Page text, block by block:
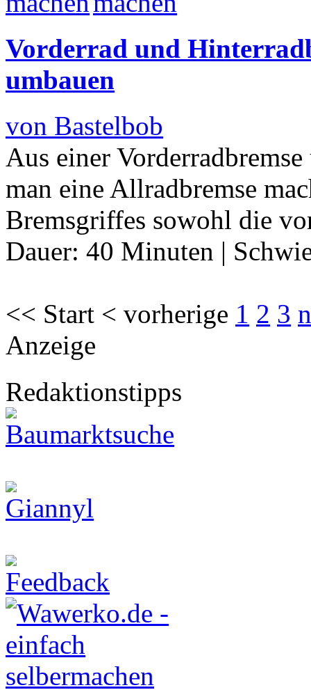
Vorderrad und
umbauen
von Bastelbob
Aus einer
man eine Allradbremse
Bremsgriffes sowohl die
Dauer: 40 Minuten |
<< Start < vorherige 1 2 3
Anzeige
Redaktionstipps